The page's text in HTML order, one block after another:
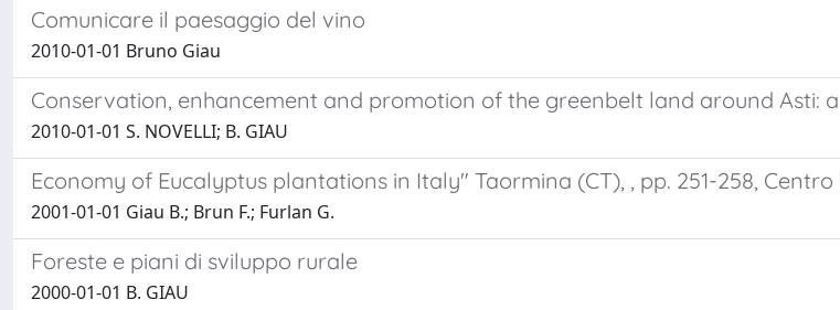
Comunicare il paesaggio del vino
2010-01-01 Bruno Giau
Conservation, enhancement and promotion of the greenbelt land around Asti:
2010-01-01 S. NOVELLI; B. GIAU
Economy of Eucalyptus plantations in Italy" Taormina (CT), , pp. 251-258,
2001-01-01 Giau B.; Brun F.; Furlan G.
Foreste e piani di sviluppo rurale
2000-01-01 B. GIAU